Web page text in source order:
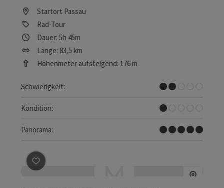
Startort Passau
Rad-Tour
Dauer: 5h 45m
Länge: 83,5 km
Höhenmeter aufsteigend: 176 m
Schwierigkeit:
Leicht
Kondition:
Sehr leicht
Panorama:
Traumtour
Beitrag merken : Donauradweg Etappe 1 Nordufer: